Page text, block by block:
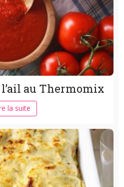
l’ail au Thermomix
la suite